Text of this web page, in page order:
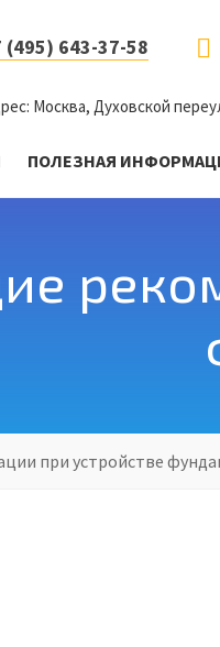
(495) 643-37-58
Москва, Духовской
ПОЛЕЗНАЯ
при устройстве